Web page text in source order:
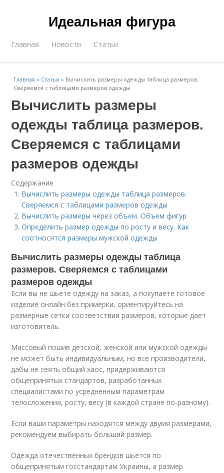
Идеальная фигура
Главная Новости Статьи
Главная » Статьи » Вычислить размеры одежды таблица размеров.
Сверяемся с таблицами размеров одежды
Вычислить размеры
одежды таблица размеров.
Сверяемся с таблицами
размеров одежды
Содержание
Вычислить размеры одежды таблица размеров.
Сверяемся с таблицами размеров одежды
Вычислить размеры через объем. Объем фигур
Определить размер одежды по росту и весу. Как
соотносятся размеры мужской одежды
Вычислить размеры одежды таблица
размеров. Сверяемся с таблицами
размеров одежды
Если вы не шьете одежду на заказ, а покупаете готовое
изделие онлайн без примерки, ориентируйтесь на
размерные сетки соответствия размеров, которые дает
изготовитель.
Массовый пошив детской, женской или мужской одежды
не может быть индивидуальным, но все производители,
дабы не сеять общий хаос, придерживаются
общепринятых стандартов, разработанных
специалистами по усредненным параметрам
телосложения, росту, весу (в каждой стране по-разному).
Если ваши параметры находятся между двумя размерами,
рекомендуем выбирать больший размер.
Одежда отечественных брендов шьется по
общепринятым госстандартам Украины, а размер